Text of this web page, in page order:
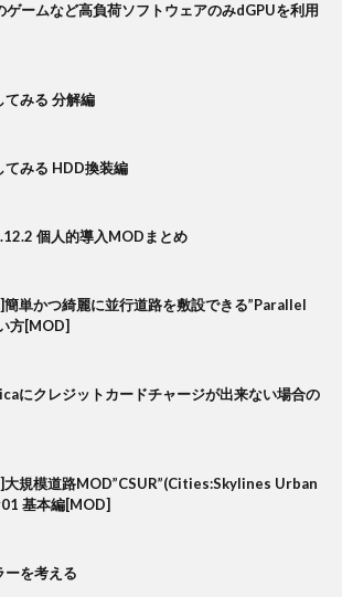
ゲームなど高負荷ソフトウェアのみdGPUを利用
みる 分解編
てみる HDD換装編
個人的導入MODまとめ
単かつ綺麗に並行道路を敷設できる”Parallel
方[MOD]
にクレジットカードチャージが出来ない場合の
規模道路MOD”CSUR”(Cities:Skylines Urban
基本編[MOD]
を考える